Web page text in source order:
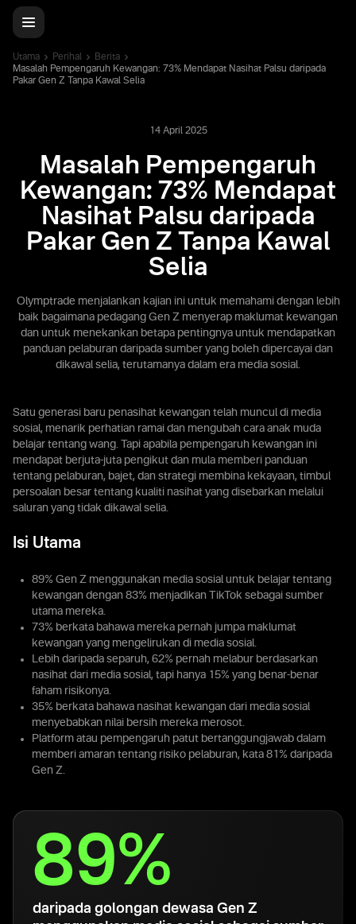
Utama Perihal
Berita
Masalah Pempengaruh Kewangan: 73% Mendapat Nasihat Palsu daripada
Pakar Gen Z Tanpa Kawal Selia
14 April 2025
Masalah Pempengaruh
Kewangan: 73% Mendapat
Nasihat Palsu daripada
Pakar Gen Z Tanpa Kawal
Selia
Olymptrade menjalankan kajian ini untuk memahami dengan lebih
baik bagaimana pedagang Gen Z menyerap maklumat kewangan
dan untuk menekankan betapa pentingnya untuk mendapatkan
panduan pelaburan daripada sumber yang boleh dipercayai dan
dikawal selia, terutamanya dalam era media sosial.
Satu generasi baru penasihat kewangan telah muncul di media
sosial, menarik perhatian ramai dan mengubah cara anak muda
belajar tentang wang. Tapi apabila pempengaruh kewangan ini
mendapat berjuta-juta pengikut dan mula memberi panduan
tentang pelaburan, bajet, dan strategi membina kekayaan, timbul
persoalan besar tentang kualiti nasihat yang disebarkan melalui
saluran yang tidak dikawal selia.
Isi Utama
89% Gen Z menggunakan media sosial untuk belajar tentang
kewangan dengan 83% menjadikan TikTok sebagai sumber
utama mereka.
73% berkata bahawa mereka pernah jumpa maklumat
kewangan yang mengelirukan di media sosial.
Lebih daripada separuh, 62% pernah melabur berdasarkan
nasihat dari media sosial, tapi hanya 15% yang benar-benar
faham risikonya.
35% berkata bahawa nasihat kewangan dari media sosial
menyebabkan nilai bersih mereka merosot.
Platform atau pempengaruh patut bertanggungjawab dalam
memberi amaran tentang risiko pelaburan, kata 81% daripada
Gen Z.
89%
daripada golongan dewasa Gen Z